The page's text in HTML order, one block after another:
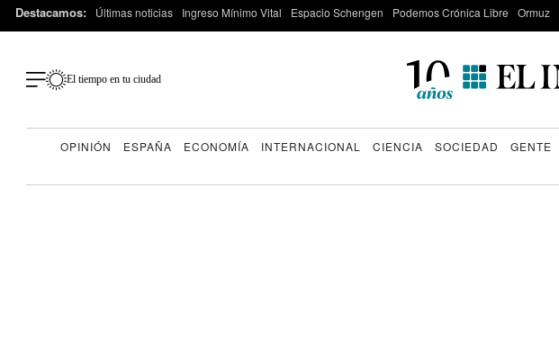
Destacamos: Últimas noticias Ingreso Mínimo Vital Espacio Schengen Podemos Crónica Libre Ormuz
El tiempo en tu ciudad
OPINIÓN ESPAÑA ECONOMÍA INTERNACIONAL CIENCIA SOCIEDAD GENTE